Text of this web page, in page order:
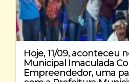
Hoje, 11/09, aconteceu
Municipal Imaculada
Empreendedor, uma